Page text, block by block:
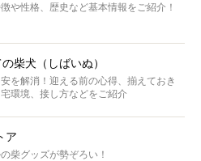
や性格、歴史など基本情報をご紹介！
柴犬（しばいぬ）
を解消！迎える前の心得、揃えておき
環境、接し方などをご紹介
ア
柴グッズが勢ぞろい！